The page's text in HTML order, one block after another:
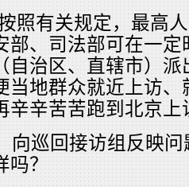
照有关规定，最高
部、司法部可在一
自治区、直辖市）
当地群众就近上访
辛辛苦苦跑到北京上
向巡回接访组反映
吗？